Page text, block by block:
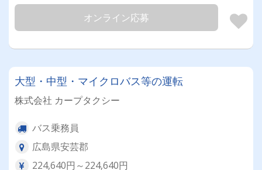
オンライン応募
大型・中型・マイクロバス等の運転
株式会社 カープタクシー
バス乗務員
広島県安芸郡
224,640円～224,640円